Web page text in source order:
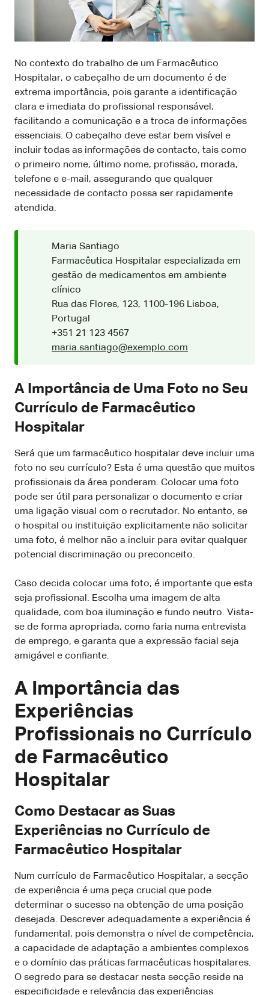
No contexto do trabalho de um Farmacêutico
Hospitalar, o cabeçalho de um documento é de
extrema importância, pois garante a identificação
clara e imediata do profissional responsável,
facilitando a comunicação e a troca de informações
essenciais. O cabeçalho deve estar bem visível e
incluir todas as informações de contacto, tais como
o primeiro nome, último nome, profissão, morada,
telefone e e-mail, assegurando que qualquer
necessidade de contacto possa ser rapidamente
atendida.
Maria Santiago
Farmacêutica Hospitalar especializada em
gestão de medicamentos em ambiente
clínico
Rua das Flores, 123, 1100-196 Lisboa,
Portugal
+351 21 123 4567
maria.santiago@exemplo.com
A Importância de Uma Foto no Seu
Currículo de Farmacêutico
Hospitalar
Será que um farmacêutico hospitalar deve incluir uma
foto no seu currículo? Esta é uma questão que muitos
profissionais da área ponderam. Colocar uma foto
pode ser útil para personalizar o documento e criar
uma ligação visual com o recrutador. No entanto, se
o hospital ou instituição explicitamente não solicitar
uma foto, é melhor não a incluir para evitar qualquer
potencial discriminação ou preconceito.
Caso decida colocar uma foto, é importante que esta
seja profissional. Escolha uma imagem de alta
qualidade, com boa iluminação e fundo neutro. Vista-
se de forma apropriada, como faria numa entrevista
de emprego, e garanta que a expressão facial seja
amigável e confiante.
A Importância das
Experiências
Profissionais no Currículo
de Farmacêutico
Hospitalar
Como Destacar as Suas
Experiências no Currículo de
Farmacêutico Hospitalar
Num currículo de Farmacêutico Hospitalar, a secção
de experiência é uma peça crucial que pode
determinar o sucesso na obtenção de uma posição
desejada. Descrever adequadamente a experiência é
fundamental, pois demonstra o nível de competência,
a capacidade de adaptação a ambientes complexos
e o domínio das práticas farmacêuticas hospitalares.
O segredo para se destacar nesta secção reside na
especificidade e relevância das experiências